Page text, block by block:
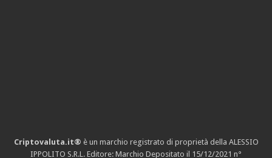
Criptovaluta.it® è un marchio registrato di proprietà della ALESSIO
IPPOLITO S.R.L. Editore: Marchio Depositato il 15/12/2021 n°